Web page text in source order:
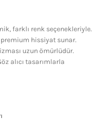
farklı renk seçenekleriyle.
premium hissiyat sunar.
uzun ömürlüdür.
alıcı tasarımlarla